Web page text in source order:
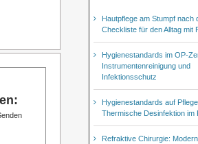
Hautpflege am Stumpf nach
Checkliste für den Alltag mit
Hygienestandards im OP-
Instrumentenreinigung und
Infektionsschutz
Hygienestandards auf
Thermische Desinfektion im
Refraktive Chirurgie: